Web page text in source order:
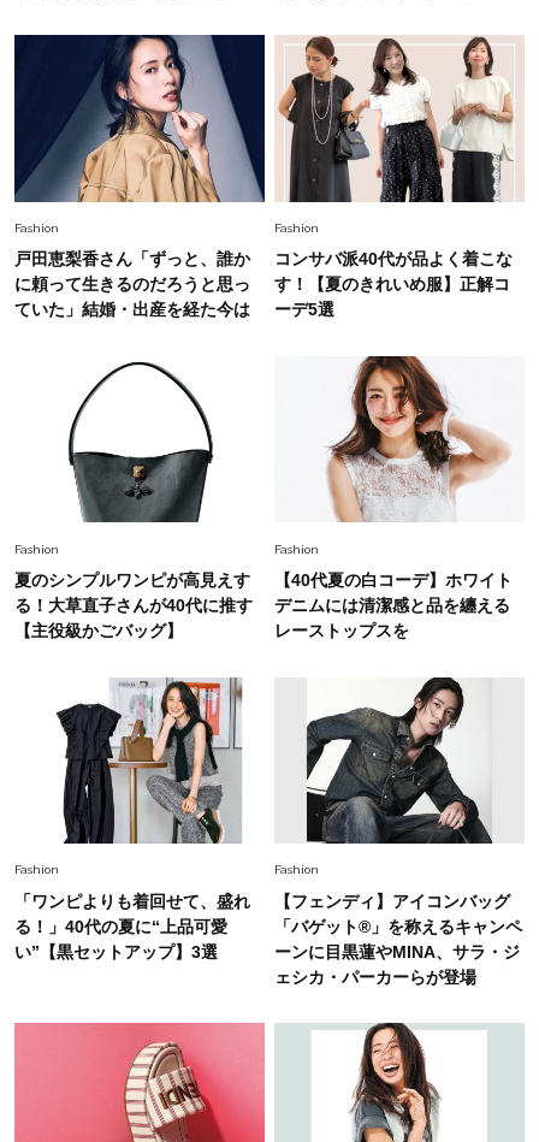
Fashion
中村ゆりさん「40代になり、やっと“仕事以外の
幸福感”に目が向いた」ライフスタイルも、服も
Fashion 2026.7.16
白黒でもこんなに華やぐ！40代、夏の「甘めト
ップス×パンツ」コーデ〈3選〉
Fashion 2026.5.29
40代の夏通勤はこれ１着！「きちんと感」も
Fashion
オシャレ40代の【ワンピ＆オールインワン】最
旬着こなし3選。地味見え回避のコツは「バッグ
選び」！
いめハーフパンツでモードに昇華
スタイリストが本気で推す！40代がほどよく華
やぐ【甘め黒アイテム】3選
Fashion 2026.7.25
26年夏は「小ぶり」が大流行中！人と被らない
【最旬かごバッグ】6選
Fashion
戸田恵梨香さん「ずっと、誰か
に頼って生きるのだろうと思っ
ていた」結婚・出産を経た今は
Fashion
コンサバ派40代が品よく着こな
す！【夏のきれいめ服】正解コ
ーデ5選
Fashion
夏のシンプルワンピが高見えす
る！大草直子さんが40代に推す
【主役級かごバッグ】
Fashion
【40代夏の白コーデ】ホワイト
デニムには清潔感と品を纏える
レーストップスを
Fashion
「ワンピよりも着回せて、盛れ
る！」40代の夏に“上品可愛
い”【黒セットアップ】3選
Fashion
【フェンディ】アイコンバッグ
「バゲット®」を称えるキャンペ
ーンに目黒蓮やMINA、サラ・ジ
ェシカ・パーカーらが登場